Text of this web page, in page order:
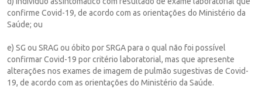
confirme Covid-19, de acordo com as orientações do Ministério da
Saúde; ou
e) SG ou SRAG ou óbito por SRGA para o qual não foi possível
confirmar Covid-19 por critério laboratorial, mas que apresente
alterações nos exames de imagem de pulmão sugestivas de Covid-
19, de acordo com as orientações do Ministério da Saúde.